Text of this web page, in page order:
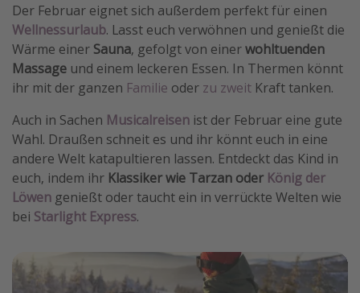
Der Februar eignet sich außerdem perfekt für einen
Wellnessurlaub. Lasst euch verwöhnen und genießt die
Wärme einer Sauna, gefolgt von einerwohltuenden
Massage und einem leckeren Essen. In Thermen könnt
ihr mit der ganzen Familie oder zu zweit Kraft tanken.
Auch in Sachen Musicalreisen ist der Februar eine gute
Wahl. Draußen schneit es und ihr könnt euch in eine
andere Welt katapultieren lassen. Entdeckt das Kind in
euch, indem ihr Klassiker wie Tarzan oder König der
Löwen genießt oder taucht ein in verrückte Welten wie
bei Starlight Express.